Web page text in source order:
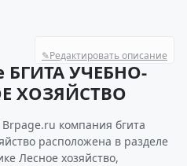
✎Редактировать описание
БГИТА УЧЕБНО-
ХОЗЯЙСТВО
компания бгита
расположена в разделе
Лесное хозяйство,